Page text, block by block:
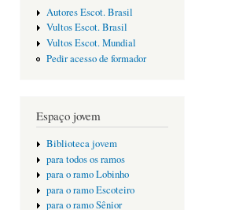
Autores Escot. Brasil
Vultos Escot. Brasil
Vultos Escot. Mundial
Pedir acesso de formador
Espaço jovem
Biblioteca jovem
para todos os ramos
para o ramo Lobinho
para o ramo Escoteiro
para o ramo Sênior